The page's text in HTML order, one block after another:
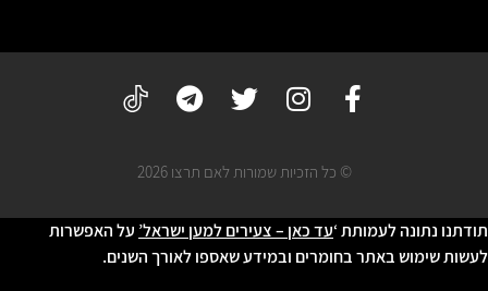
© כל הזכיות שמורות לאם תרצו 2026
תודתנו נתונה לעמותת ‘עד כאן – צעירים למען ישראל’ על האפשרות
לעשות שימוש באתר בחומרים ובמידע שאספו לאורך השנים.